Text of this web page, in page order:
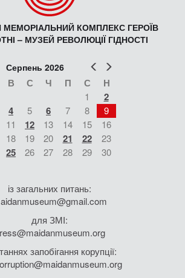
МЕМОРІАЛЬНИЙ КОМПЛЕКС ГЕРОЇВ
– МУЗЕЙ РЕВОЛЮЦІЇ ГІДНОСТІ
Попер
Серпень 2026
В С Ч П С Н
1 2
4 5 6 7 8
9
11 12 13 14 15
16
18 19 20 21 22
23
25 26 27 28 29
30
із загальних питань:
для ЗМІ:
запобігання корупції: